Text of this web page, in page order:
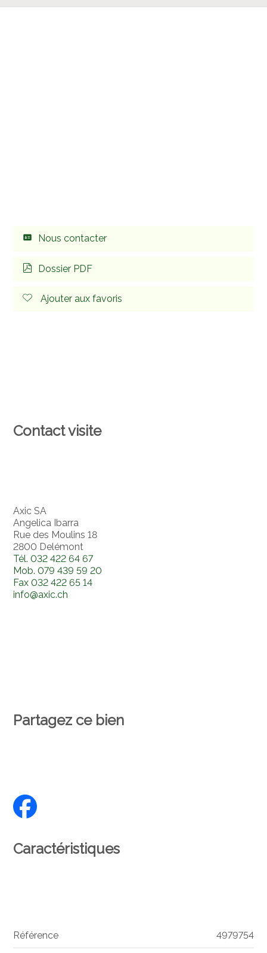
Nous contacter
Dossier PDF
Ajouter aux favoris
Contact visite
Axic SA
Angelica Ibarra
Rue des Moulins 18
2800 Delémont
Tél.032 422 64 67
Mob.079 439 59 20
Fax032 422 65 14
info@axic.ch
Partagez ce bien
Caractéristiques
Référence 4979754